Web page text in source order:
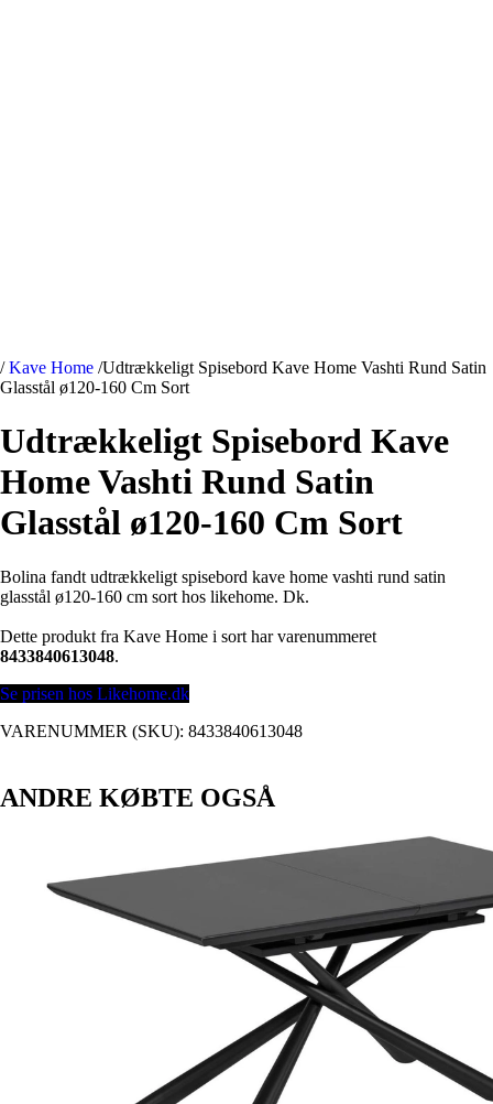
/ Kave Home /Udtrækkeligt Spisebord Kave Home Vashti Rund Satin
Glasstål ø120-160 Cm Sort
Udtrækkeligt Spisebord Kave
Home Vashti Rund Satin
Glasstål ø120-160 Cm Sort
Bolina fandt udtrækkeligt spisebord kave home vashti rund satin
glasstål ø120-160 cm sort hos likehome. Dk.
Dette produkt fra Kave Home i sort har varenummeret
8433840613048.
Se prisen hos Likehome.dk
VARENUMMER (SKU): 8433840613048
ANDRE KØBTE OGSÅ